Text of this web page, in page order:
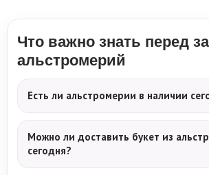
Что важно знать перед
альстромерий
Есть ли альстромерии в наличии
Можно ли доставить букет из
сегодня?